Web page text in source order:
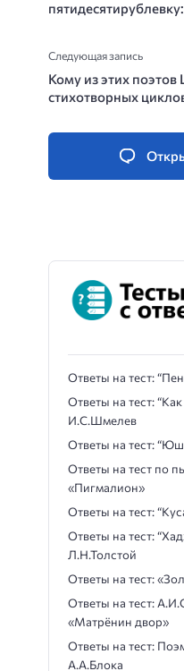
Следующая запись
Кому из этих поэтов
стихотворных
Ответы на тест:
Ответы на тест:
И.С.Шмелев
Ответы на тест:
Ответы на тест по
«Пигмалион»
Ответы на тест:
Ответы на тест:
Л.Н.Толстой
Ответы на тест:
Ответы на тест:
«Матрёнин двор»
Ответы на тест:
А.А.Блока